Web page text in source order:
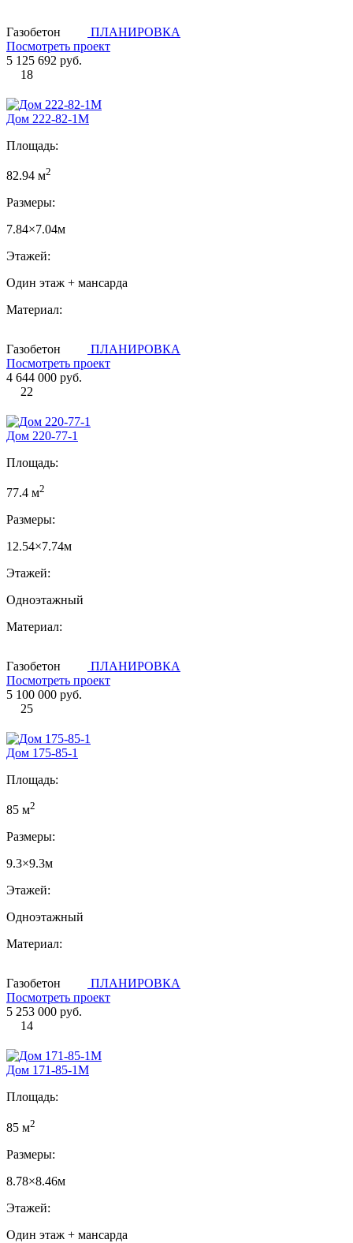
Газобетон
ПЛАНИРОВКА
Посмотреть проект
5 125 692 руб.
18
Дом 222-82-1М
Площадь:
82.94 м2
Размеры:
7.84×7.04м
Этажей:
Один этаж + мансарда
Материал:
Газобетон
ПЛАНИРОВКА
Посмотреть проект
4 644 000 руб.
22
Дом 220-77-1
Площадь:
77.4 м2
Размеры:
12.54×7.74м
Этажей:
Одноэтажный
Материал:
Газобетон
ПЛАНИРОВКА
Посмотреть проект
5 100 000 руб.
25
Дом 175-85-1
Площадь:
85 м2
Размеры:
9.3×9.3м
Этажей:
Одноэтажный
Материал:
Газобетон
ПЛАНИРОВКА
Посмотреть проект
5 253 000 руб.
14
Дом 171-85-1М
Площадь:
85 м2
Размеры:
8.78×8.46м
Этажей:
Один этаж + мансарда